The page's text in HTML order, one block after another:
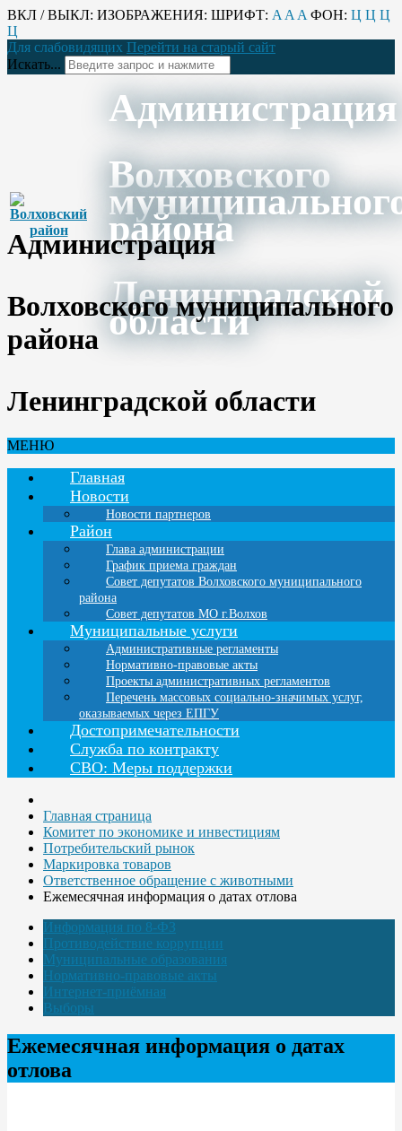
ВКЛ / ВЫКЛ: ИЗОБРАЖЕНИЯ: ШРИФТ: A A A ФОН: Ц Ц Ц
Ц
Для слабовидящих Перейти на старый сайт
Искать...
Администрация
Волховского
района
Ленинградской
области
Администрация
Волховского муниципального
района
Ленинградской области
МЕНЮ
Главная
Новости
Новости партнеров
Район
Глава администрации
График приема граждан
Совет депутатов Волховского муниципального
района
Совет депутатов МО г.Волхов
Муниципальные услуги
Административные регламенты
Нормативно-правовые акты
Проекты административных регламентов
Перечень массовых социально-значимых услуг,
оказываемых через ЕПГУ
Достопримечательности
Служба по контракту
СВО: Меры поддержки
Главная страница
Комитет по экономике и инвестициям
Потребительский рынок
Маркировка товаров
Ответственное обращение с животными
Ежемесячная информация о датах отлова
Информация по 8-ФЗ
Противодействие коррупции
Муниципальные образования
Нормативно-правовые акты
Интернет-приёмная
Выборы
Ежемесячная информация о датах
отлова